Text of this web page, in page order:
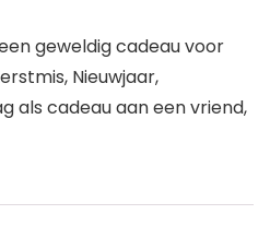
geweldig cadeau voor
Nieuwjaar,
als cadeau aan een vriend,